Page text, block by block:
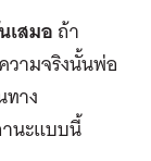
เสมอถ้า
วามจริงนั้นพ่อ
าง
านะแบบนี้